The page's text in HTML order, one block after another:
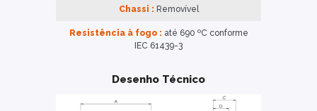
Chassi : Removível
Resistência à fogo : até 690 ºC conforme
IEC 61439-3
Desenho Técnico